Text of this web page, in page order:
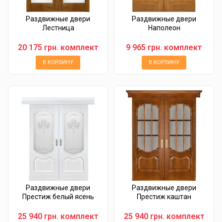
Раздвижные двери
Лестница
20 175 грн. комплект
В КОРЗИНУ
Раздвижные двери
Наполеон
9 965 грн. комплект
В КОРЗИНУ
Раздвижные двери
Престиж белый ясень
25 940 грн. комплект
Раздвижные двери
Престиж каштан
25 940 грн. комплект